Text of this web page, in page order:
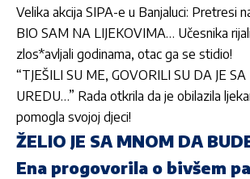
Velika akcija SIPA-e u Banjaluci: Pretresi
BIO SAM NA LIJEKOVIMA… Učesnika
zlos*avljali godinama, otac ga se stidio!
“TJEŠILI SU ME, GOVORILI SU DA JE
UREDU…” Rada otkrila da je obilazila
pomogla svojoj djeci!
ŽELIO JE SA MNOM DA
Ena progovorila o bivšem